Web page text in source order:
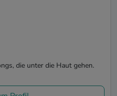
die unter die Haut gehen.